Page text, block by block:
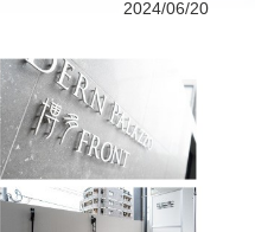
2024/06/20